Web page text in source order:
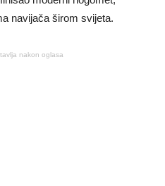
navijača širom svijeta.
nakon oglasa